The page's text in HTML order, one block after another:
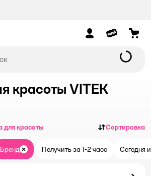
красоты VITEK
для красоты Сортировка
Бренд ЗакрытьПолучить за 1-2 часа Сегодня